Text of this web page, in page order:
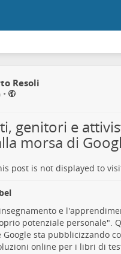
Resoli
•
genitori e
morsa di
post is not displayed to
e
potenziale personale".
sta pubblicizzando
online per i libri di